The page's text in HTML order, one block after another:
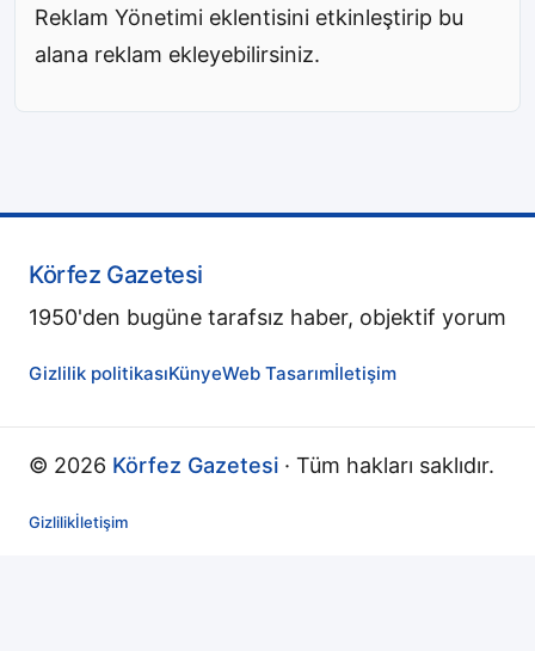
Reklam Yönetimi eklentisini etkinleştirip bu
alana reklam ekleyebilirsiniz.
Körfez Gazetesi
1950'den bugüne tarafsız haber, objektif yorum
Gizlilik politikasıKünyeWeb Tasarımİletişim
© 2026 Körfez Gazetesi · Tüm hakları saklıdır.
Gizlilikİletişim